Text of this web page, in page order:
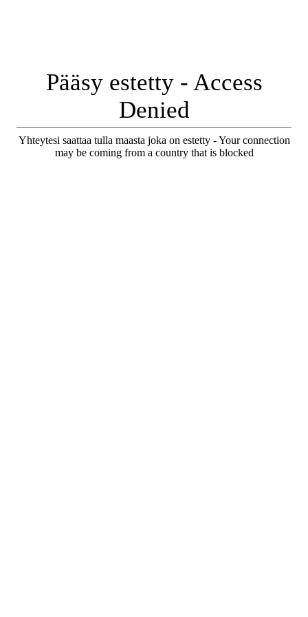
Pääsy estetty - Access
Denied
Yhteytesi saattaa tulla maasta joka on estetty - Your connection
may be coming from a country that is blocked